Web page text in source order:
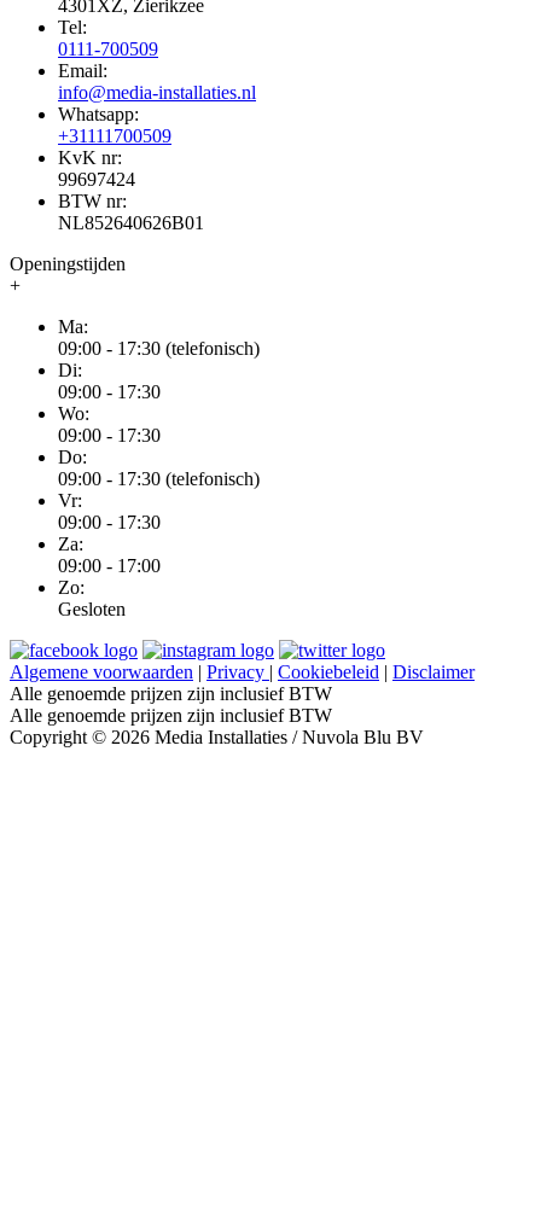
4301XZ, Zierikzee
Tel:
0111-700509
Email:
info@media-installaties.nl
Whatsapp:
+31111700509
KvK nr:
99697424
BTW nr:
NL852640626B01
Openingstijden
+
Ma:
09:00 - 17:30 (telefonisch)
Di:
09:00 - 17:30
Wo:
09:00 - 17:30
Do:
09:00 - 17:30 (telefonisch)
Vr:
09:00 - 17:30
Za:
09:00 - 17:00
Zo:
Gesloten
Algemene voorwaarden | Privacy | Cookiebeleid | Disclaimer
Alle genoemde prijzen zijn inclusief BTW
Alle genoemde prijzen zijn inclusief BTW
Copyright © 2026 Media Installaties / Nuvola Blu BV